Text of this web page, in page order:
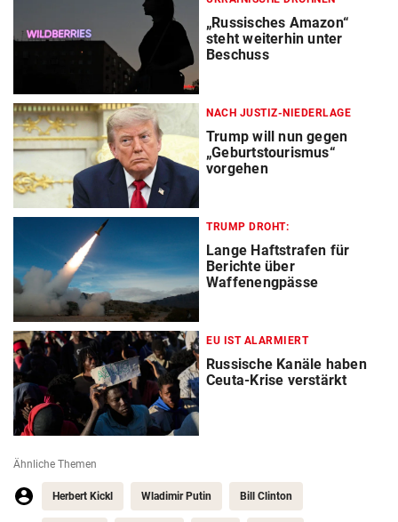
„Russisches Amazon“
steht weiterhin unter
Beschuss
NACH JUSTIZ-NIEDERLAGE
Trump will nun gegen
„Geburtstourismus“
vorgehen
TRUMP DROHT:
Lange Haftstrafen für
Berichte über
Waffenengpässe
EU IST ALARMIERT
Russische Kanäle haben
Ceuta-Krise verstärkt
Ähnliche Themen
Herbert Kickl Wladimir Putin Bill Clinton